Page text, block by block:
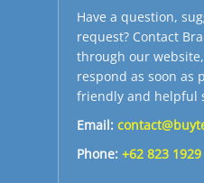
Have a question,
request? Contact
through our
respond as soon as
friendly and helpful
Email:
Phone: +62 823